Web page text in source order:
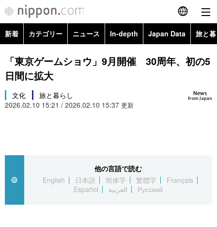
English
简体字
Русский
カテゴリー
国際
社会
アーカイブ
Japan Data
旅と暮らし
新着 カテゴリー ニュース In-depth Japan Data 旅と
政治・外交
経済・ビジネス
国際・海外
文化
科学・技術
暮らし
Topics
「東京ゲームショウ」9月開催 30周年、初の5
日間に拡大
News
from Japan
文化
旅と暮らし
2026.02.10 15:21 / 2026.02.10 15:37 更新
他の言語で読む
English
日本語 简体字 繁體字
Français
Español
العربية Русский